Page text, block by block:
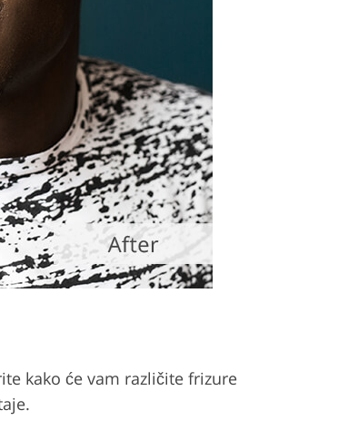
kako će vam različite frizure